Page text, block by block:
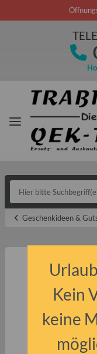
Geschenkideen &
Kein
keine